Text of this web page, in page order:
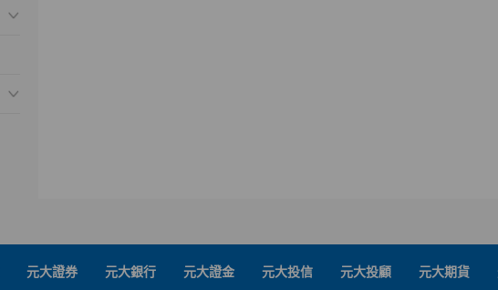
元大證券 元大銀行 元大證金 元大投信 元大投顧 元大期貨